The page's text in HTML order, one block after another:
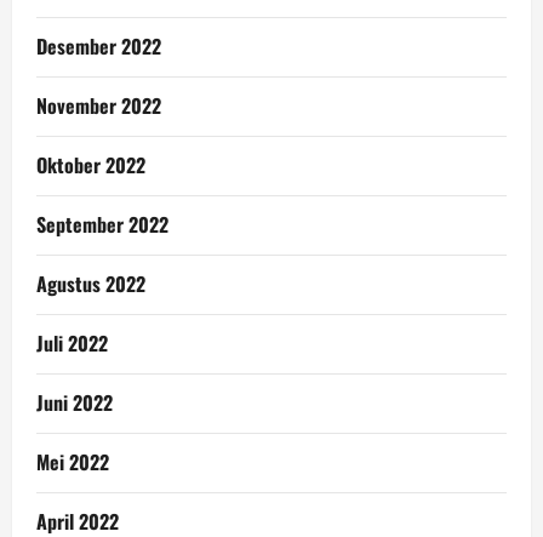
Desember 2022
November 2022
Oktober 2022
September 2022
Agustus 2022
Juli 2022
Juni 2022
Mei 2022
April 2022